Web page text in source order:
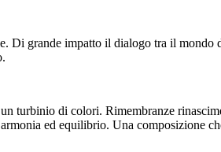
grande impatto il dialogo tra il mondo
turbinio di colori. Rimembranze
ed equilibrio. Una composizione